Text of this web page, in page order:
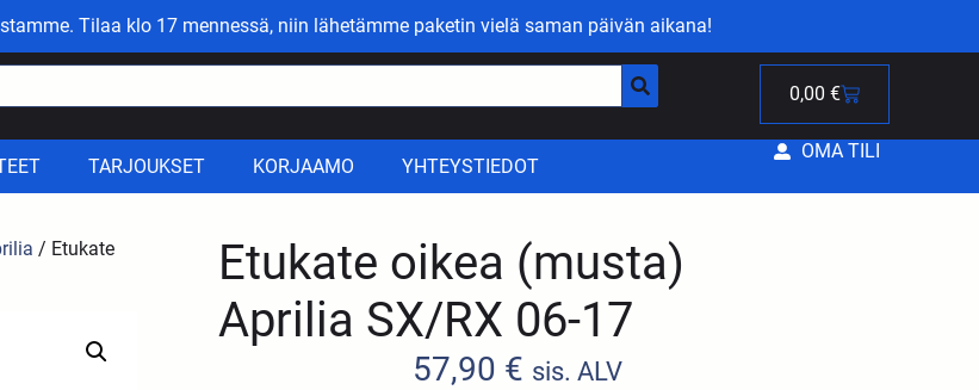
Tilaa klo 17 mennessä, niin lähetämme paketin vielä saman päivän aikana!
0,00 €
TARJOUKSET KORJAAMO YHTEYSTIEDOT
OMA TILI
/ Etukate
Etukate oikea (musta)
Aprilia SX/RX 06-17
57,90 € sis. ALV